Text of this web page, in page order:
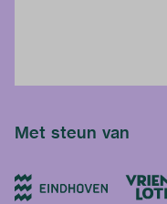
Met steun van